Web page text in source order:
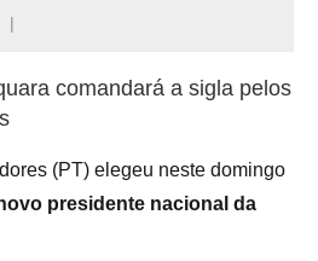
comandará a sigla pelos
(PT) elegeu neste domingo
presidente nacional da